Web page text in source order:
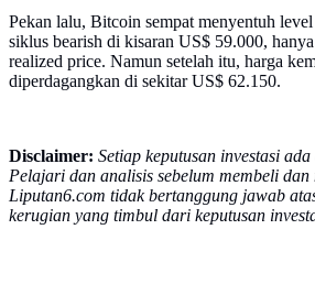
Pekan lalu, Bitcoin sempat menyentuh
siklus bearish di kisaran US$ 59.000,
realized price. Namun setelah itu, harga
diperdagangkan di sekitar US$ 62.150.
Disclaimer: Setiap keputusan investasi
Pelajari dan analisis sebelum membeli
Liputan6.com tidak bertanggung jawab
kerugian yang timbul dari keputusan